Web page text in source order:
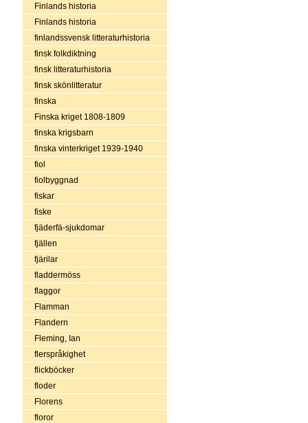
Finlands historia
Finlands historia
finlandssvensk litteraturhistoria
finsk folkdiktning
finsk litteraturhistoria
finsk skönlitteratur
finska
Finska kriget 1808-1809
finska krigsbarn
finska vinterkriget 1939-1940
fiol
fiolbyggnad
fiskar
fiske
fjäderfä-sjukdomar
fjällen
fjärilar
fladdermöss
flaggor
Flamman
Flandern
Fleming, Ian
flerspråkighet
flickböcker
floder
Florens
floror